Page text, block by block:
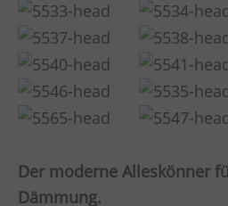
Der moderne Alleskönner
Dämmung.